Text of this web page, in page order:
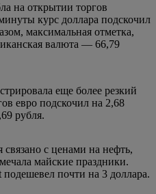
на открытии торгов
курс доллара подскочил
максимальная отметка,
валюта — 66,79
еще более резкий
евро подскочил на 2,68
рубля.
с ценами на нефть,
майские праздники.
почти на 3 доллара.